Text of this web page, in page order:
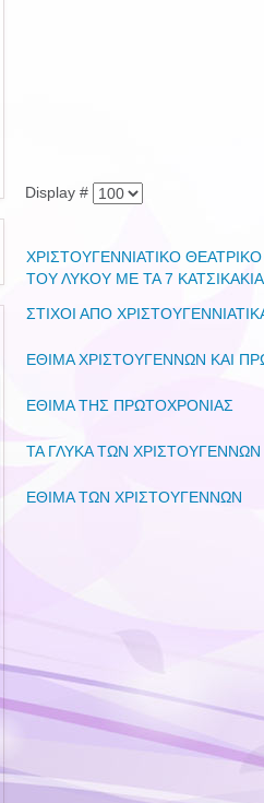
Display #
ΧΡΙΣΤΟΥΓΕΝΝΙΑΤΙΚΟ
ΤΟΥ ΛΥΚΟΥ ΜΕ ΤΑ 7
ΣΤΙΧΟΙ ΑΠΟ
ΕΘΙΜΑ ΧΡΙΣΤΟΥΓΕΝΝΩΝ ΚΑΙ
ΕΘΙΜΑ ΤΗΣ ΠΡΩΤΟΧΡΟΝΙΑΣ
ΤΑ ΓΛΥΚΑ ΤΩΝ ΧΡΙΣΤΟΥΓΕΝΝΩΝ
ΕΘΙΜΑ ΤΩΝ ΧΡΙΣΤΟΥΓΕΝΝΩΝ